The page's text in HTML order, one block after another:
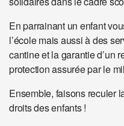
En parrainant un enfant
l’école mais aussi à des
cantine et la garantie d’un
protection assurée par le
Ensemble, faisons reculer
droits des enfants !